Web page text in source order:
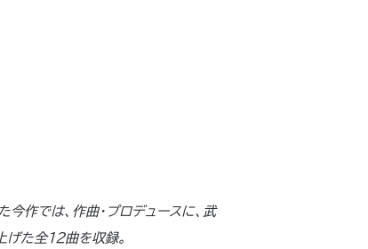
作では、作曲・プロデュースに、武
た全12曲を収録。